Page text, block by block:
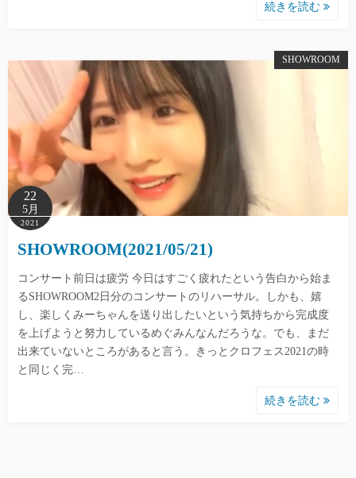
続きを読む
SHOWROOM
22
5月
2021
SHOWROOM(2021/05/21)
コンサート前日は疲労 今日はすごく疲れたという告白から始ま
るSHOWROOM2日分のコンサートのリハーサル。しかも、嬉
し、楽しくみーちゃんを送り出したいという気持ちから完成度
を上げようと努力しているめぐみんなんだろうな。でも、まだ
出来ていないところがあると言う。きっとクロフェス2021の時
と同じく完…
続きを読む